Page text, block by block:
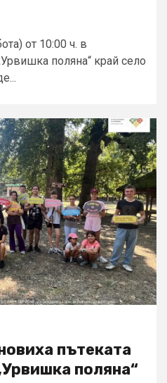
от 10:00 ч. в
поляна“ край село
пътеката
поляна“